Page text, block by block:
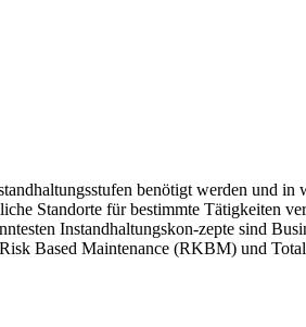
benötigt werden und in
Standorte für bestimmte Tätigkeiten
Instandhaltungskon-zepte sind
Based Maintenance (RKBM) und